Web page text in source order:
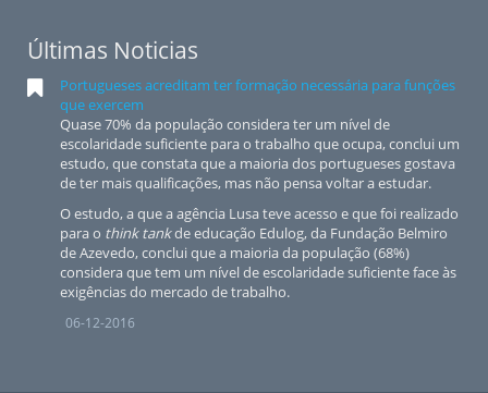
Últimas Noticias
Portugueses acreditam ter formação necessária para funções
que exercem
Quase 70% da população considera ter um nível de
escolaridade suficiente para o trabalho que ocupa, conclui um
estudo, que constata que a maioria dos portugueses gostava
de ter mais qualificações, mas não pensa voltar a estudar.
O estudo, a que a agência Lusa teve acesso e que foi realizado
para o think tankde educação Edulog, da Fundação Belmiro
de Azevedo, conclui que a maioria da população (68%)
considera que tem um nível de escolaridade suficiente face às
exigências do mercado de trabalho.
06-12-2016